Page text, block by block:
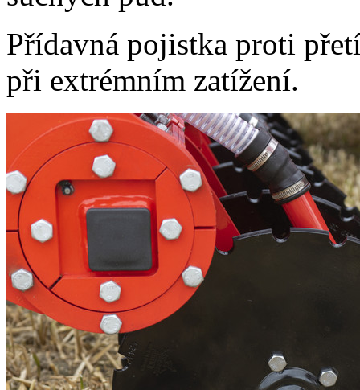
Přídavná pojistka proti
při extrémním zatížení.